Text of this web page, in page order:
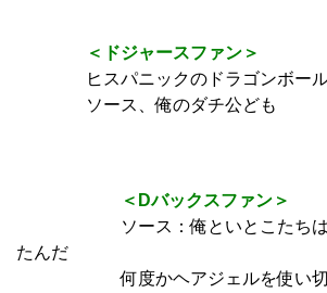
＜ドジャースファン＞
ヒスパニックのドラゴンボール
ソース、俺のダチ公ども
＜Dバックスファン＞
ソース：俺といとこたちはテ
たんだ
何度かヘアジェルを使い切っ